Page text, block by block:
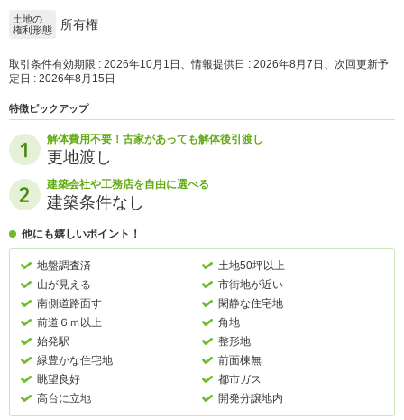
土地の
権利形態
所有権
取引条件有効期限 : 2026年10月1日、情報提供日 : 2026年8月7日、次回更新予
定日 : 2026年8月15日
特徴ピックアップ
解体費用不要！古家があっても解体後引渡し
更地渡し
建築会社や工務店を自由に選べる
建築条件なし
他にも嬉しいポイント！
地盤調査済
土地50坪以上
山が見える
市街地が近い
南側道路面す
閑静な住宅地
前道６ｍ以上
角地
始発駅
整形地
緑豊かな住宅地
前面棟無
眺望良好
都市ガス
高台に立地
開発分譲地内